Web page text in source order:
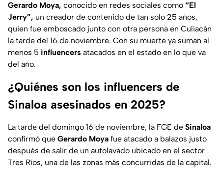
Gerardo Moya, conocido en redes sociales como “El
Jerry”, un creador de contenido de tan solo 25 años,
quien fue emboscado junto con otra persona en Culiacán
la tarde del 16 de noviembre. Con su muerte ya suman al
menos 5 influencers atacados en el estado en lo que va
del año.
¿Quiénes son los influencers de
Sinaloa asesinados en 2025?
La tarde del domingo 16 de noviembre, la FGE de Sinaloa
confirmó que Gerardo Moya fue atacado a balazos justo
después de salir de un autolavado ubicado en el sector
Tres Ríos, una de las zonas más concurridas de la capital.